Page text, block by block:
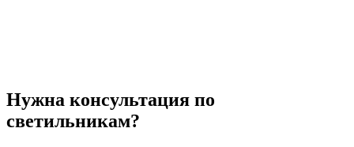
Нужна консультация по
светильникам?